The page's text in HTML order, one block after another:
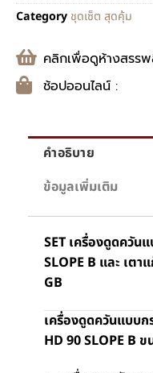
Category ชุดเซ็ต สุดคุ้ม
คลิกเพื่อดูห้างสรร
ช้อปออนไลน์ :
คำอธิบาย
ข้อมูลเพิ่มเติม
SET เครื่องดูดควัน
SLOPE B และ เตา
GB
เครื่องดูดควันแบบก
HD 90 SLOPE B